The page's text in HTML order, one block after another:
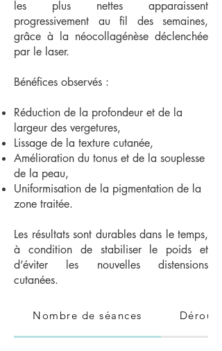
les plus nettes apparaissent
progressivement au fil des semaines,
grâce à la néocollagénèse déclenchée
par le laser.
Bénéfices observés :
Réduction de la profondeur et de la
largeur des vergetures,
Lissage de la texture cutanée,
Amélioration du tonus et de la souplesse
de la peau,
Uniformisation de la pigmentation de la
zone traitée.
Les résultats sont durables dans le temps,
à condition de stabiliser le poids et
d’éviter les nouvelles distensions
cutanées.
Nombre de séances